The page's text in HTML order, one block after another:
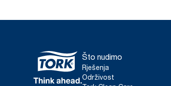
Što nudimo
Rješenja
Održivost